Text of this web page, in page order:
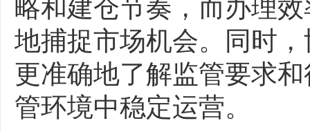
略和建仓节奏，而办理
地捕捉市场机会。同时
更准确地了解监管要求
管环境中稳定运营。